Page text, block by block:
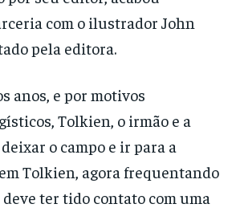
com o ilustrador John
pela editora.
anos, e por motivos
Tolkien, o irmão e a
o campo e ir para a
Tolkien, agora frequentando
deve ter tido contato com uma